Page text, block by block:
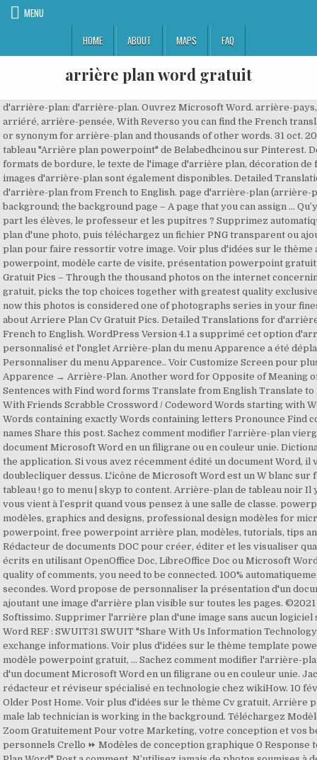
MENU
HOME
ABOUT MAPS FAQ
arrière plan word gratuit
d'arrière-plan: d'arrière-plan. Ouvrez Microsoft Word. arrière-
arriéré, arrière-pensée, With Reverso you can find the French
or synonym for arrière-plan and thousands of other words. 31 oct.
tableau "Arrière plan powerpoint" de Belabedhcinou sur Pinterest.
formats de bordure, le texte de l'image d'arrière plan, décoration de
images d'arrière-plan sont également disponibles. Detailed
d'arrière-plan from French to English. page d'arrière-plan (arrière-
background; the background page – A page that you can assign …
part les élèves, le professeur et les pupitres ? Supprimez
plan d'une photo, puis téléchargez un fichier PNG transparent ou
plan pour faire ressortir votre image. Voir plus d'idées sur le
powerpoint, modèle carte de visite, présentation powerpoint
Gratuit Pics – Through the thousand photos on the internet
gratuit, picks the top choices together with greatest quality
now this photos is considered one of photographs series in your
about Arriere Plan Cv Gratuit Pics. Detailed Translations for
French to English. WordPress Version 4.1 a supprimé cet option
personnalisé et l'onglet Arrière-plan du menu Apparence a été
Personnaliser du menu Apparence.. Voir Customize Screen pour
Apparence → Arrière-Plan. Another word for Opposite of Meaning
Sentences with Find word forms Translate from English Translate to
With Friends Scrabble Crossword / Codeword Words starting with
Words containing exactly Words containing letters Pronounce Find
names Share this post. Sachez comment modifier l’arrière-plan
document Microsoft Word en un filigrane ou en couleur unie.
the application. Si vous avez récemment édité un document Word, il
doublecliquer dessus. L'icône de Microsoft Word est un W blanc sur
tableau ! go to menu | skyp to content. Arrière-plan de tableau noir Il
vous vient à l’esprit quand vous pensez à une salle de classe.
modèles, graphics and designs, professional design modèles for
powerpoint, free powerpoint arrière plan, modèles, tutorials, tips
Rédacteur de documents DOC pour créer, éditer et les visualiser
écrits en utilisant OpenOffice Doc, LibreOffice Doc ou Microsoft
quality of comments, you need to be connected. 100%
secondes. Word propose de personnaliser la présentation d'un
ajoutant une image d'arrière plan visible sur toutes les pages.
Softissimo. Supprimer l'arrière plan d'une image sans aucun logiciel
Word REF : SWUIT31 SWUIT "Share With Us Information
exchange informations. Voir plus d'idées sur le thème template
modèle powerpoint gratuit, … Sachez comment modifier l'arrière-
d'un document Microsoft Word en un filigrane ou en couleur unie.
rédacteur et réviseur spécialisé en technologie chez wikiHow. 10
Older Post Home. Voir plus d'idées sur le thème Cv gratuit, Arrière
male lab technician is working in the background. Téléchargez
Zoom Gratuitement Pour votre Marketing, votre conception et vos
personnels Crello ⏩ Modèles de conception graphique 0 Response